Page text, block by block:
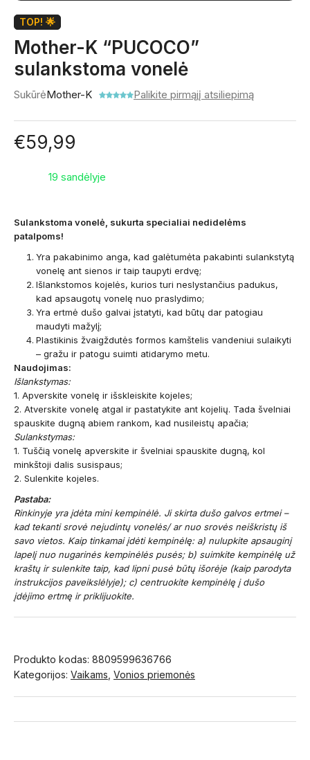
TOP! 🌟
Mother-K “PUCOCO”
sulankstoma vonelė
SukūrėMother-K Palikite pirmąjį atsiliepimą
€59,99
19 sandėlyje
Sulankstoma vonelė, sukurta specialiai nedidelėms
patalpoms!
Yra pakabinimo anga, kad galėtumėta pakabinti sulankstytą
vonelę ant sienos ir taip taupyti erdvę;
Išlankstomos kojelės, kurios turi neslystančius padukus,
kad apsaugotų vonelę nuo praslydimo;
Yra ertmė dušo galvai įstatyti, kad būtų dar patogiau
maudyti mažylį;
Plastikinis žvaigždutės formos kamštelis vandeniui sulaikyti
– gražu ir patogu suimti atidarymo metu.
Naudojimas:
Išlankstymas:
1. Apverskite vonelę ir išskleiskite kojeles;
2. Atverskite vonelę atgal ir pastatykite ant kojelių. Tada švelniai
spauskite dugną abiem rankom, kad nusileistų apačia;
Sulankstymas:
1. Tuščią vonelę apverskite ir švelniai spauskite dugną, kol
minkštoji dalis susispaus;
2. Sulenkite kojeles.
Pastaba:
Rinkinyje yra įdėta mini kempinėlė. Ji skirta dušo galvos ertmei –
kad tekanti srovė nejudintų vonelės/ ar nuo srovės neiškristų iš
savo vietos. Kaip tinkamai įdėti kempinėlę: a) nulupkite apsauginį
lapelį nuo nugarinės kempinėlės pusės; b) suimkite kempinėlę už
kraštų ir sulenkite taip, kad lipni pusė būtų išorėje (kaip parodyta
instrukcijos paveikslėlyje); c) centruokite kempinėlę į dušo
įdėjimo ertmę ir priklijuokite.
Produkto kodas: 8809599636766
Kategorijos: Vaikams Vonios priemonės